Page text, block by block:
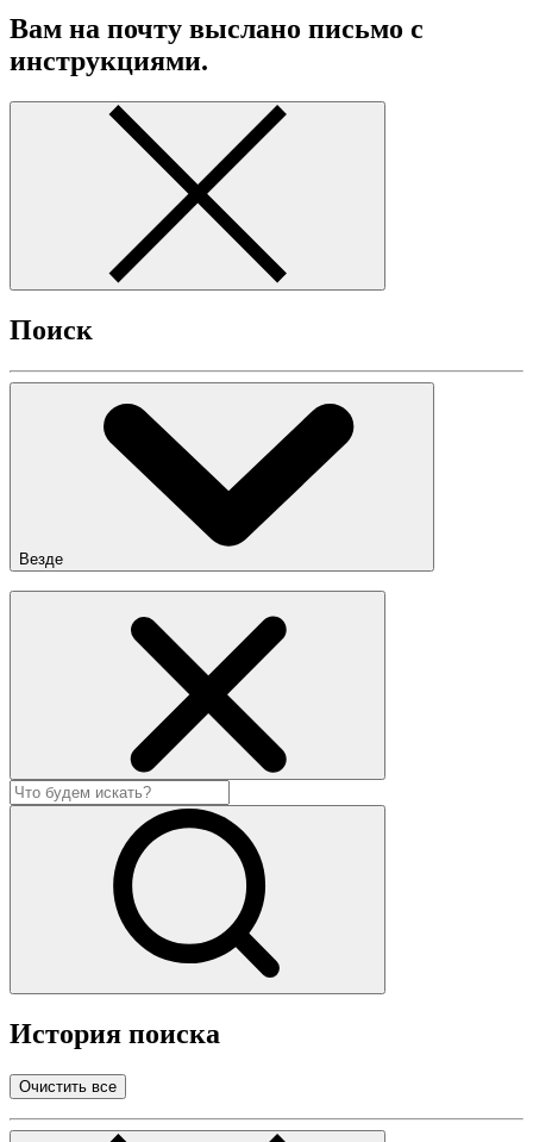
Вам на почту выслано письмо с
инструкциями.
Поиск
Везде
История поиска
Очистить все